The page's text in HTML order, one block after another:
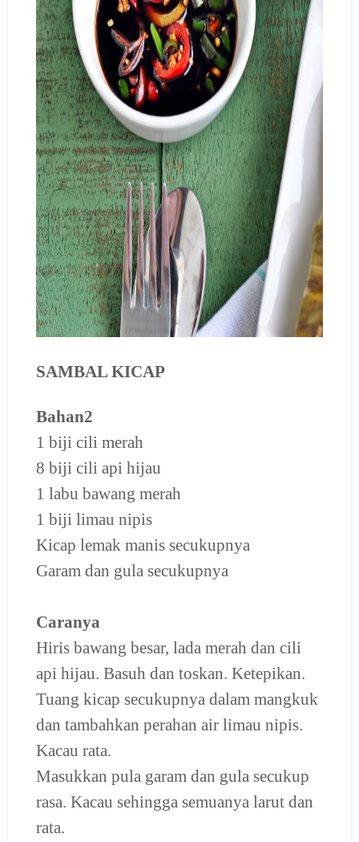
SAMBAL KICAP
Bahan2
1 biji cili merah
8 biji cili api hijau
1 labu bawang merah
1 biji limau nipis
Kicap lemak manis secukupnya
Garam dan gula secukupnya
Caranya
Hiris bawang besar, lada merah dan cili
api hijau. Basuh dan toskan. Ketepikan.
Tuang kicap secukupnya dalam mangkuk
dan tambahkan perahan air limau nipis.
Kacau rata.
Masukkan pula garam dan gula secukup
rasa. Kacau sehingga semuanya larut dan
rata.